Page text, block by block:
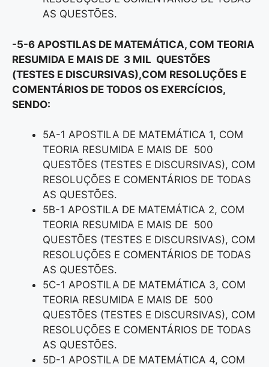
AS QUESTÕES.
-5-6 APOSTILAS DE MATEMÁTICA, COM TEORIA
RESUMIDA E MAIS DE 3 MIL QUESTÕES
(TESTES E DISCURSIVAS),COM RESOLUÇÕES E
COMENTÁRIOS DE TODOS OS EXERCÍCIOS,
SENDO:
5A-1 APOSTILA DE MATEMÁTICA 1, COM
TEORIA RESUMIDA E MAIS DE 500
QUESTÕES (TESTES E DISCURSIVAS), COM
RESOLUÇÕES E COMENTÁRIOS DE TODAS
AS QUESTÕES.
5B-1 APOSTILA DE MATEMÁTICA 2, COM
TEORIA RESUMIDA E MAIS DE 500
QUESTÕES (TESTES E DISCURSIVAS), COM
RESOLUÇÕES E COMENTÁRIOS DE TODAS
AS QUESTÕES.
5C-1 APOSTILA DE MATEMÁTICA 3, COM
TEORIA RESUMIDA E MAIS DE 500
QUESTÕES (TESTES E DISCURSIVAS), COM
RESOLUÇÕES E COMENTÁRIOS DE TODAS
AS QUESTÕES.
5D-1 APOSTILA DE MATEMÁTICA 4, COM